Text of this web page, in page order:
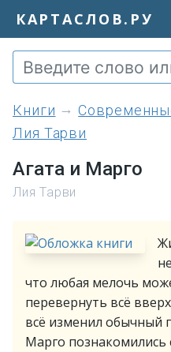
КАРТАСЛОВ.РУ
книги
Лия Тарви
Агата и Марго
Лия Тарви
что любая мелочь
перевернуть всё
всё изменил обычный
Марго познакомились